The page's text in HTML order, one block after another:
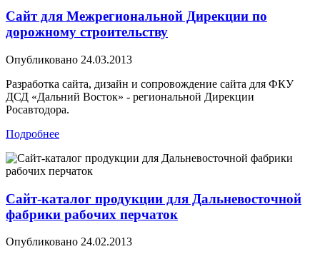
Сайт для Межрегиональной Дирекции по
дорожному строительству
Опубликовано 24.03.2013
Разработка сайта, дизайн и сопровождение сайта для ФКУ
ДСД «Дальний Восток» - региональной Дирекции
Росавтодора.
Подробнее
Сайт-каталог продукции для Дальневосточной
фабрики рабочих перчаток
Опубликовано 24.02.2013